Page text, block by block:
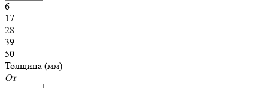
6
17
28
39
50
Толщина (мм)
От